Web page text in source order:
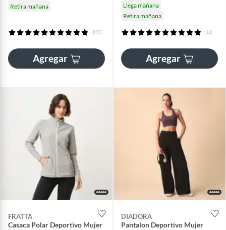
Retira mañana
(893)
Agregar
Llega mañana
Retira mañana
(12)
Agregar
FRATTA
Casaca Polar Deportivo Mujer
DIADORA
Pantalon Deportivo Mujer